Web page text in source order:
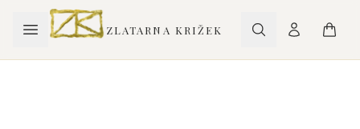
ZLATARNA KRIŽEK